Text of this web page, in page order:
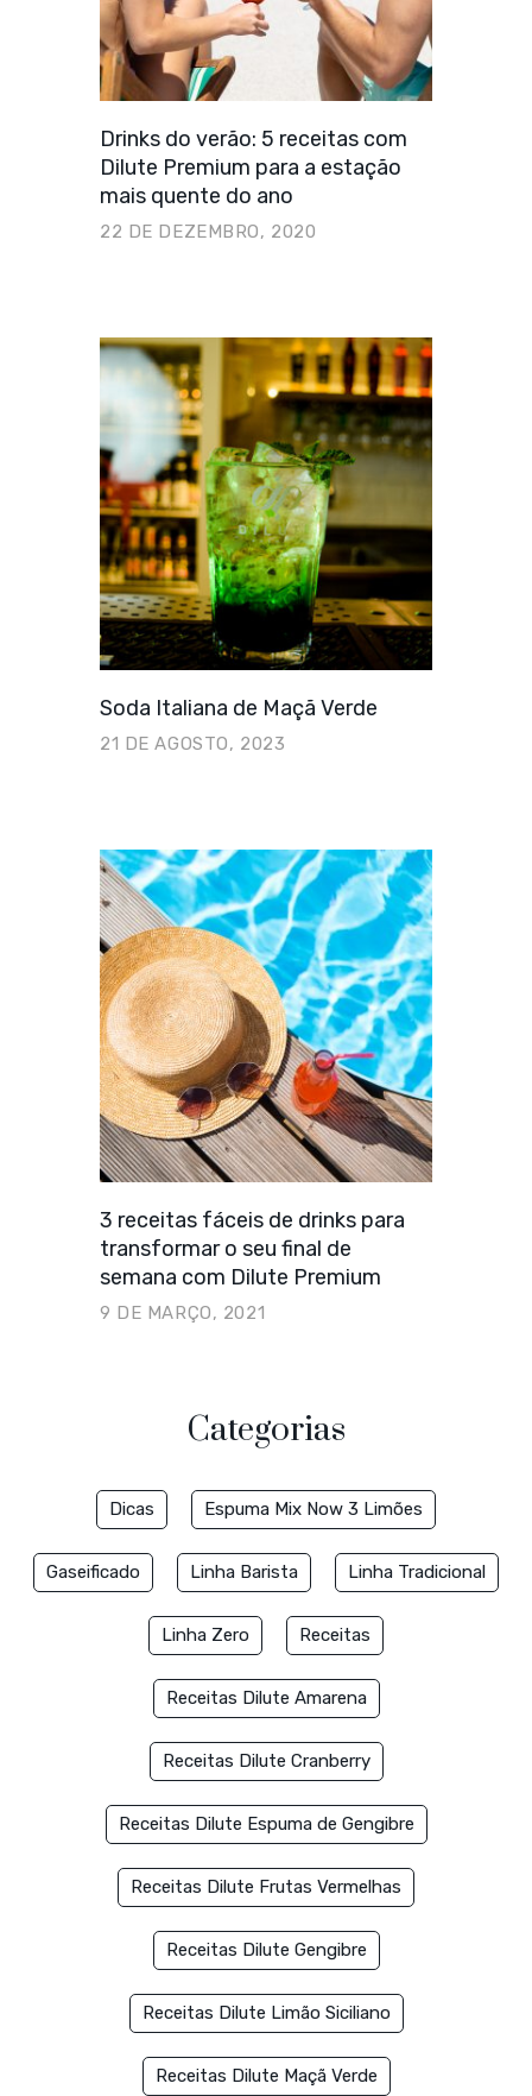
Drinks do verão: 5 receitas com
Dilute Premium para a estação
mais quente do ano
22 DE DEZEMBRO, 2020
Soda Italiana de Maçã Verde
21 DE AGOSTO, 2023
3 receitas fáceis de drinks para
transformar o seu final de
semana com Dilute Premium
9 DE MARÇO, 2021
Categorias
Dicas Espuma Mix Now 3 Limões
Gaseificado Linha Barista Linha Tradicional
Linha Zero Receitas
Receitas Dilute Amarena
Receitas Dilute Cranberry
Receitas Dilute Espuma de Gengibre
Receitas Dilute Frutas Vermelhas
Receitas Dilute Gengibre
Receitas Dilute Limão Siciliano
Receitas Dilute Maçã Verde